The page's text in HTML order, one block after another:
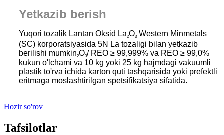
Yetkazib berish
Yuqori tozalik Lantan Oksid La2O3 Western Minmetals
(SC) korporatsiyasida 5N La tozaligi bilan yetkazib
berilishi mumkin2O3/ REO ≥ 99,999% va REO ≥ 99,0%
kukun o'lchami va 10 kg yoki 25 kg hajmdagi vakuumli
plastik to'rva ichida karton quti tashqarisida yoki prefektli
eritmaga moslashtirilgan spetsifikatsiya sifatida.
Hozir so'rov
Tafsilotlar